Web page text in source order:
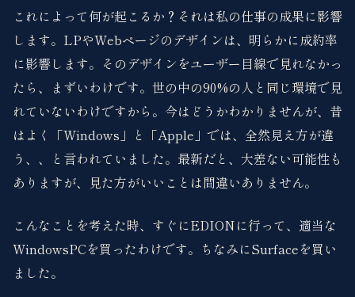
これによって何が起こるか？それは私の仕事の成果に影響
します。LPやWebページのデザインは、明らかに成約率
に影響します。そのデザインをユーザー目線で見れなかっ
たら、まずいわけです。世の中の90%の人と同じ環境で見
れていないわけですから。今はどうかわかりませんが、昔
はよく「Windows」と「Apple」では、全然見え方が違
う、、と言われていました。最新だと、大差ない可能性も
ありますが、見た方がいいことは間違いありません。
こんなことを考えた時、すぐにEDIONに行って、適当な
WindowsPCを買ったわけです。ちなみにSurfaceを買い
ました。